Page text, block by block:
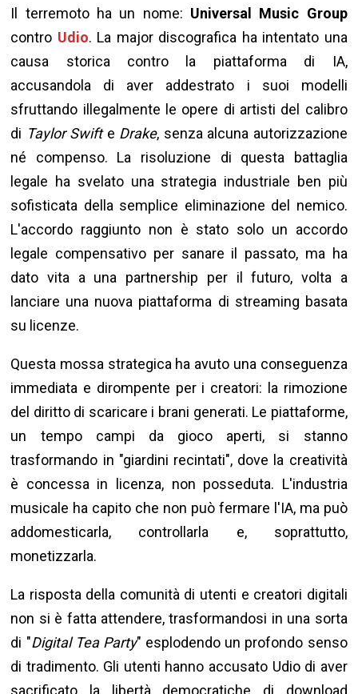
Il terremoto ha un nome: Universal Music Group
contro Udio. La major discografica ha intentato una
causa storica contro la piattaforma di IA,
accusandola di aver addestrato i suoi modelli
sfruttando illegalmente le opere di artisti del calibro
di Taylor Swifte Drake, senza alcuna autorizzazione
né compenso. La risoluzione di questa battaglia
legale ha svelato una strategia industriale ben più
sofisticata della semplice eliminazione del nemico.
L'accordo raggiunto non è stato solo un accordo
legale compensativo per sanare il passato, ma ha
dato vita a una partnership per il futuro, volta a
lanciare una nuova piattaforma di streaming basata
su licenze.
Questa mossa strategica ha avuto una conseguenza
immediata e dirompente per i creatori: la rimozione
del diritto di scaricare i brani generati. Le piattaforme,
un tempo campi da gioco aperti, si stanno
trasformando in "giardini recintati", dove la creatività
è concessa in licenza, non posseduta. L'industria
musicale ha capito che non può fermare l'IA, ma può
addomesticarla, controllarla e, soprattutto,
monetizzarla.
La risposta della comunità di utenti e creatori digitali
non si è fatta attendere, trasformandosi in una sorta
di "Digital Tea Party" esplodendo un profondo senso
di tradimento. Gli utenti hanno accusato Udio di aver
sacrificato la libertà democratiche di download